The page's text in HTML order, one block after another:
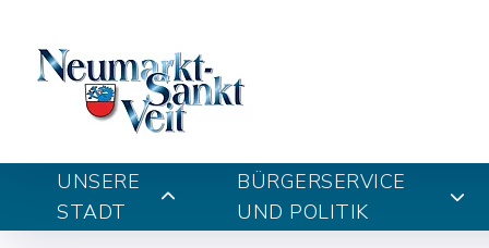
UNSERE
STADT
BÜRGERSERVICE
UND POLITIK